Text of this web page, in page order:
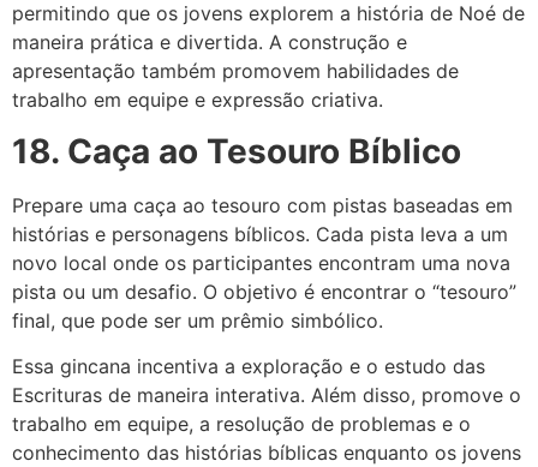
permitindo que os jovens explorem a história de Noé de
maneira prática e divertida. A construção e
apresentação também promovem habilidades de
trabalho em equipe e expressão criativa.
18. Caça ao Tesouro Bíblico
Prepare uma caça ao tesouro com pistas baseadas em
histórias e personagens bíblicos. Cada pista leva a um
novo local onde os participantes encontram uma nova
pista ou um desafio. O objetivo é encontrar o “tesouro”
final, que pode ser um prêmio simbólico.
Essa gincana incentiva a exploração e o estudo das
Escrituras de maneira interativa. Além disso, promove o
trabalho em equipe, a resolução de problemas e o
conhecimento das histórias bíblicas enquanto os jovens